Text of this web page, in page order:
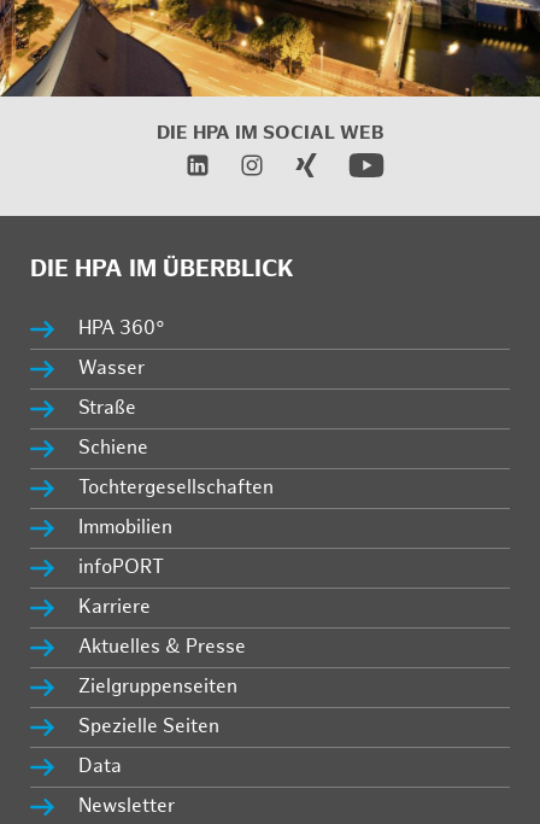
DIE HPA IM SOCIAL WEB
DIE HPA IM ÜBERBLICK
HPA 360°
Wasser
Straße
Schiene
Tochtergesellschaften
Immobilien
infoPORT
Karriere
Aktuelles & Presse
Zielgruppenseiten
Spezielle Seiten
Data
Newsletter